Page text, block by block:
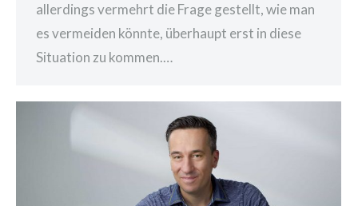
allerdings vermehrt die Frage gestellt, wie man
es vermeiden könnte, überhaupt erst in diese
Situation zu kommen.…